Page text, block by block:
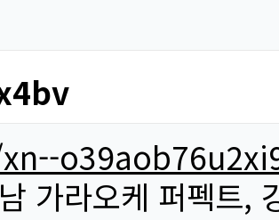
가라오케 퍼펙트,